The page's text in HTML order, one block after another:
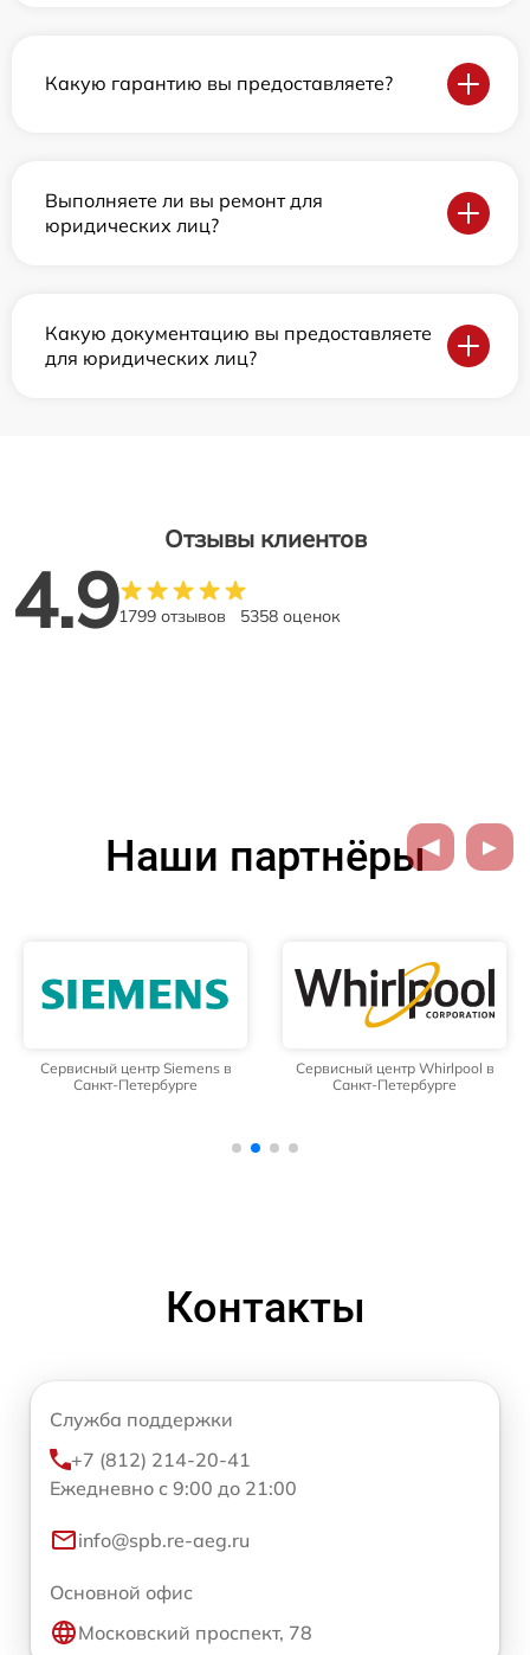
Какую гарантию вы предоставляете?
Выполняете ли вы ремонт для
юридических лиц?
Какую документацию вы предоставляете
для юридических лиц?
Отзывы клиентов
4.91799 отзывов 5358 оценок
Наши партнёры
Сервисный центр Siemens в
Санкт-Петербурге
Сервисный центр Whirlpool в
Санкт-Петербурге
Контакты
Служба поддержки
+7 (812) 214-20-41
Ежедневно с 9:00 до 21:00
info@spb.re-aeg.ru
Основной офис
Московский проспект, 78